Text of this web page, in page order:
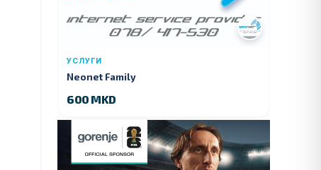
УСЛУГИ
Neonet Family
600 MKD